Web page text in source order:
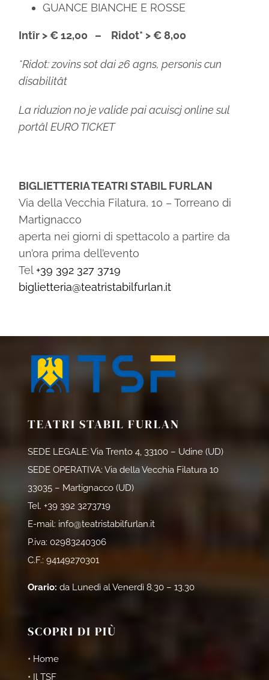
GUANCE BIANCHE E ROSSE
Intîr > € 12,00 – Ridot* > € 8,00
*Ridot: zovins sot dai 26 agns, personis cun
disabilitât
La riduzion no je valide pai acuiscj online sul
portâl EURO TICKET
BIGLIETTERIA TEATRI STABIL FURLAN
Via della Vecchia Filatura, 10 – Torreano di
Martignacco
aperta nei giorni di spettacolo a partire da
un’ora prima dell’evento
Tel +39 392 327 3719
biglietteria@teatristabilfurlan.it
TEATRI STABIL FURLAN
SEDE LEGALE: Via Trento 4, 33100 – Udine (UD)
SEDE OPERATIVA: Via della Vecchia Filatura 10
33035 – Martignacco (UD)
Tel. +39 392 3273719
E-mail: info@teatristabilfurlan.it
P.iva: 02983240306
C.F.: 94149270301
Orario: da Lunedì al Venerdì 8.30 – 13.30
SCOPRI DI PIÙ
• Home
• Il TSF